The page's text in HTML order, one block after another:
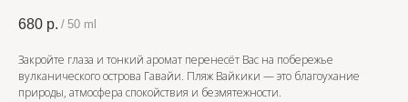
680 р. / 50 ml
Закройте глаза и тонкий аромат перенесёт Вас на побережье
вулканического острова Гавайи. Пляж Вайкики — это благоухание
природы, атмосфера спокойствия и безмятежности.